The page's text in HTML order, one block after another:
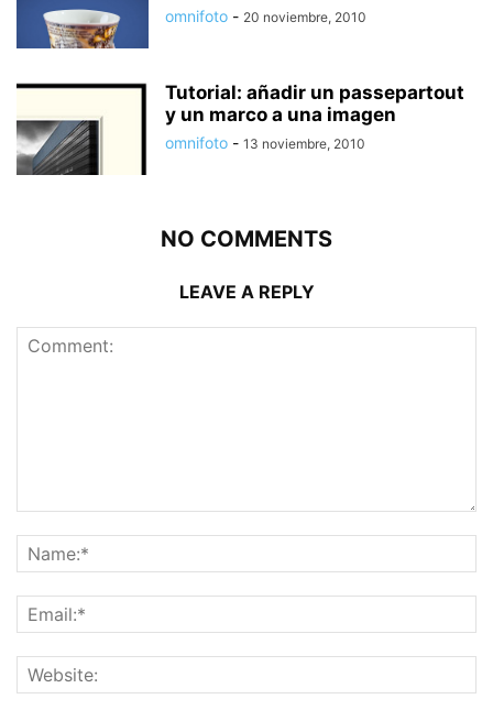
omnifoto - 20 noviembre, 2010
Tutorial: añadir un passepartout
y un marco a una imagen
omnifoto - 13 noviembre, 2010
NO COMMENTS
LEAVE A REPLY